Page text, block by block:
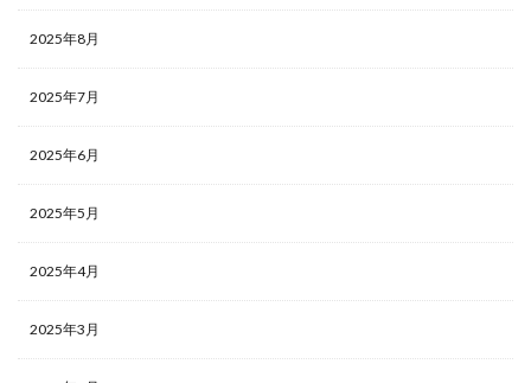
2025年8月
2025年7月
2025年6月
2025年5月
2025年4月
2025年3月